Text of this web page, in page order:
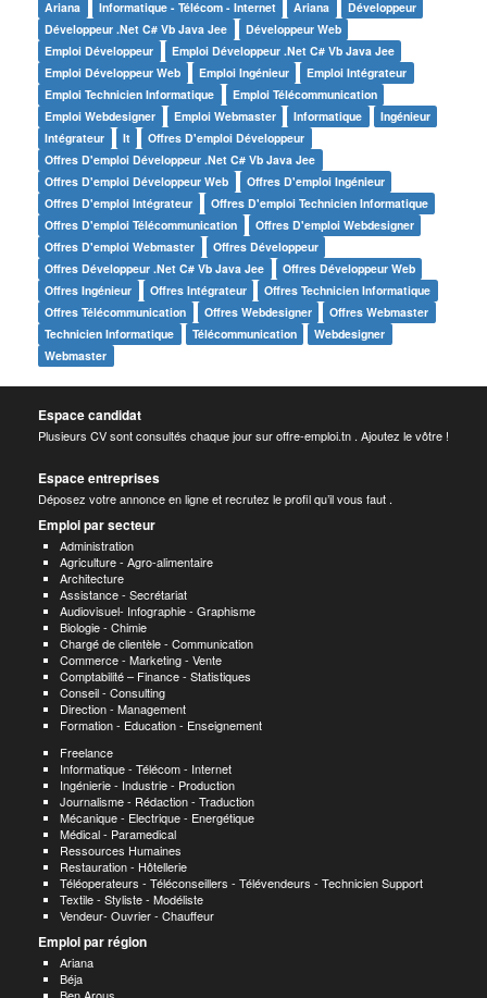
Ariana Informatique - Télécom - Internet Ariana
Développeur
Développeur .net C# Vb Java Jee
Développeur Web
Emploi Développeur
Emploi Développeur .net C# Vb Java Jee
Emploi Développeur Web
Emploi Ingénieur
Emploi Intégrateur
Emploi Technicien Informatique
Emploi Télécommunication
Emploi Webdesigner
Emploi Webmaster Informatique
Ingénieur
Intégrateur
It
Offres D'emploi Développeur
Offres D'emploi Développeur .net C# Vb Java Jee
Offres D'emploi Développeur Web
Offres D'emploi Ingénieur
Offres D'emploi Intégrateur
Offres D'emploi Technicien Informatique
Offres D'emploi Télécommunication
Offres D'emploi Webdesigner
Offres D'emploi Webmaster
Offres Développeur
Offres Développeur .net C# Vb Java Jee
Offres Développeur Web
Offres Ingénieur
Offres Intégrateur
Offres Technicien Informatique
Offres Télécommunication
Offres Webdesigner
Offres Webmaster
Technicien Informatique
Télécommunication
Webdesigner
Webmaster
Espace candidat
Plusieurs CV sont consultés chaque jour sur offre-emploi.tn . Ajoutez le vôtre !
Espace entreprises
Déposez votre annonce en ligne et recrutez le profil qu’il vous faut .
Emploi par secteur
Administration
Agriculture - Agro-alimentaire
Architecture
Assistance - Secrétariat
Audiovisuel- Infographie - Graphisme
Biologie - Chimie
Chargé de clientèle - Communication
Commerce - Marketing - Vente
Comptabilité – Finance - Statistiques
Conseil - Consulting
Direction - Management
Formation - Education - Enseignement
Freelance
Informatique - Télécom - Internet
Ingénierie - Industrie - Production
Journalisme - Rédaction - Traduction
Mécanique - Electrique - Energétique
Médical - Paramedical
Ressources Humaines
Restauration - Hôtellerie
Téléoperateurs - Téléconseillers - Télévendeurs - Technicien Support
Textile - Styliste - Modéliste
Vendeur- Ouvrier - Chauffeur
Emploi par région
Ariana
Béja